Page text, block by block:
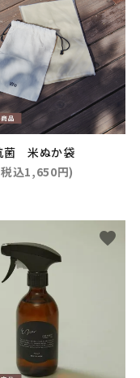
お出かけ
オーナーズアイ
猫のおやつ
菌 米ぬか袋
込1,650円)
favorite